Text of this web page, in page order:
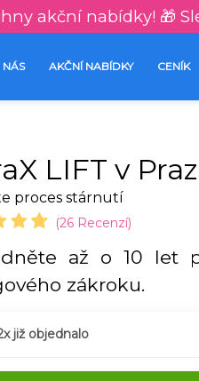
akční nabídky! 🎁
NÁS AKČNÍ NABÍDKY CENÍK
LIFT v
proces stárnutí
(26 Recenzí)
až o 10 let
zákroku.
již objednalo